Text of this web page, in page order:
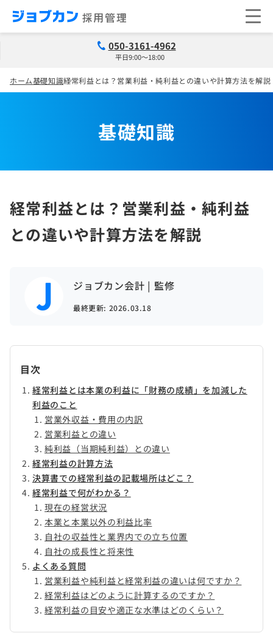
050-3161-4962
平日9:00～18:00
ホーム基礎知識経常利益とは？営業利益・純利益との違いや計算方法を解説
基礎知識
経常利益とは？営業利益・純利益
との違いや計算方法を解説
ジョブカン会計 | 監修
最終更新: 2026.03.18
目次
経常利益とは本業の利益に「財務の成績」を加減した
利益のこと
営業外収益・費用の内訳
営業利益との違い
純利益（当期純利益）との違い
経常利益の計算方法
決算書での経常利益の記載場所はどこ？
経常利益で何がわかる？
現在の経営状況
本業と本業以外の利益比率
自社の収益性と業界内での立ち位置
自社の成長性と将来性
よくある質問
営業利益や純利益と経常利益の違いは何ですか？
経常利益はどのように計算するのですか？
経常利益の目安や適正な水準はどのくらい？